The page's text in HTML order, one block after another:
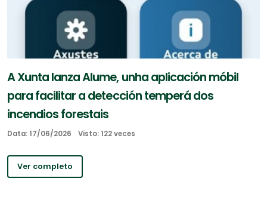
A Xunta lanza Alume, unha aplicación móbil
para facilitar a detección temperá dos
incendios forestais
Data: 17/06/2026 Visto: 122 veces
Ver completo